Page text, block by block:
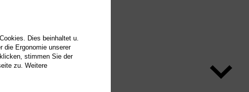
Dies beinhaltet u.
die Ergonomie unserer
stimmen Sie der
zu. Weitere